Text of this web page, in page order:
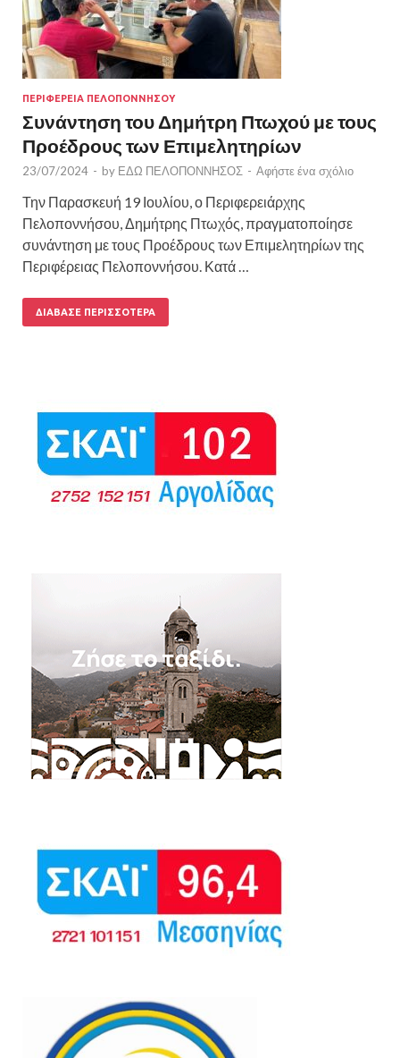
ΠΕΡΙΦΕΡΕΙΑ ΠΕΛΟΠΟΝΝΗΣΟΥ
Συνάντηση του Δημήτρη Πτωχού με τους
Προέδρους των Επιμελητηρίων
23/07/2024 - by ΕΔΩ ΠΕΛΟΠΟΝΝΗΣΟΣ - Αφήστε ένα σχόλιο
Την Παρασκευή 19 Ιουλίου, ο Περιφερειάρχης
Πελοποννήσου, Δημήτρης Πτωχός, πραγματοποίησε
συνάντηση με τους Προέδρους των Επιμελητηρίων της
Περιφέρειας Πελοποννήσου. Κατά …
ΔΙΆΒΑΣΕ ΠΕΡΙΣΣΌΤΕΡΑ